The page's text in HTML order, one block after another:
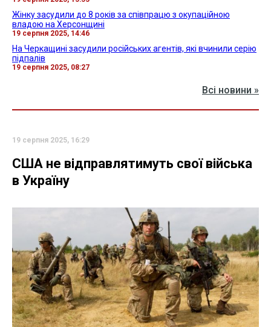
Жінку засудили до 8 років за співпрацю з окупаційною
владою на Херсонщині
19 серпня 2025, 14:46
На Черкащині засудили російських агентів, які вчинили серію
підпалів
19 серпня 2025, 08:27
Всі новини »
19 серпня 2025, 16:29
США не відправлятимуть свої війська
в Україну